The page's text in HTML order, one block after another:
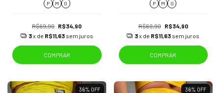
P M G
R$69,90 R$34,90
3x de R$11,63 sem juros
COMPRAR
P M G
R$69,90 R$34,90
3x de R$11,63 sem juros
COMPRAR
36% OFF 36% OFF